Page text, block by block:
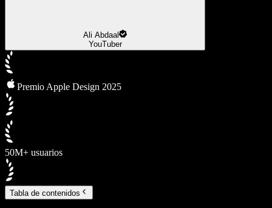
Ali Abdaal
YouTuber
Premio Apple Design 2025
50M+ usuarios
Tabla de contenidos